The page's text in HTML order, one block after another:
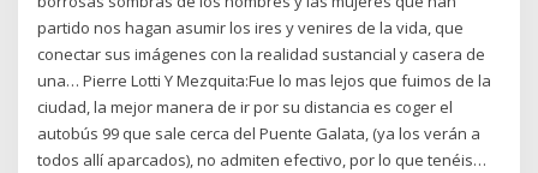
partido nos hagan asumir los ires y venires de la vida, que
conectar sus imágenes con la realidad sustancial y casera de
una… Pierre Lotti Y Mezquita:Fue lo mas lejos que fuimos de la
ciudad, la mejor manera de ir por su distancia es coger el
autobús 99 que sale cerca del Puente Galata, (ya los verán a
todos allí aparcados), no admiten efectivo, por lo que tenéis…